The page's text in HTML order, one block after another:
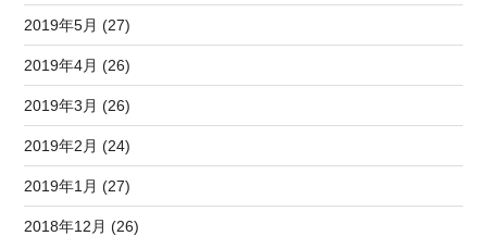
2019年5月 (27)
2019年4月 (26)
2019年3月 (26)
2019年2月 (24)
2019年1月 (27)
2018年12月 (26)